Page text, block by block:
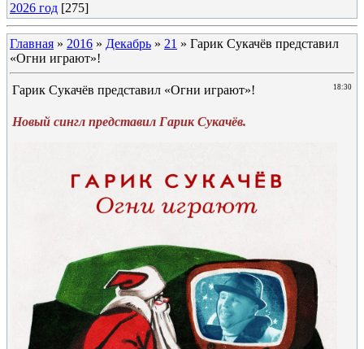
2026 год [275]
Главная » 2016 » Декабрь » 21 » Гарик Сукачёв представил
«Огни играют»!
18:30
Гарик Сукачёв представил «Огни играют»!
Новый сингл представил Гарик Сукачёв.